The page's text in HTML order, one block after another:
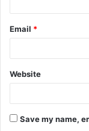
Email *
Website
Save my name,